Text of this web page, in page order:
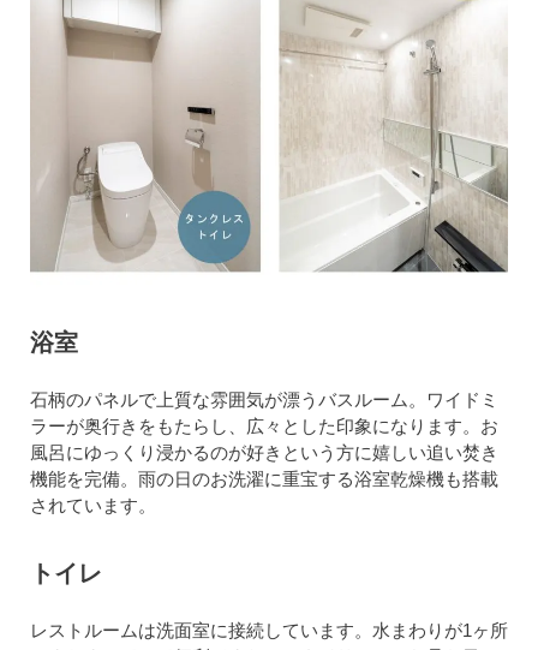
浴室
石柄のパネルで上質な雰囲気が漂うバスルーム。ワイドミ
ラーが奥行きをもたらし、広々とした印象になります。お
風呂にゆっくり浸かるのが好きという方に嬉しい追い焚き
機能を完備。雨の日のお洗濯に重宝する浴室乾燥機も搭載
されています。
トイレ
レストルームは洗面室に接続しています。水まわりが1ヶ所